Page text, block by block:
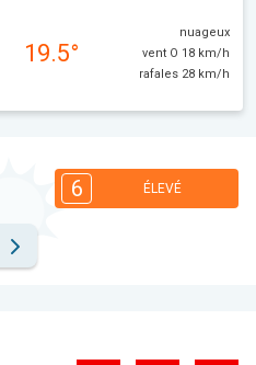
19.5°
nuageux
vent O 18 km/h
rafales 28 km/h
6 ÉLEVÉ